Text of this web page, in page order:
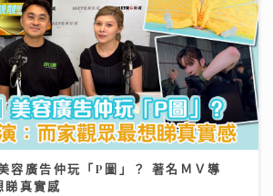
容廣告仲玩「P圖」？ 著名ＭＶ導
睇真實感